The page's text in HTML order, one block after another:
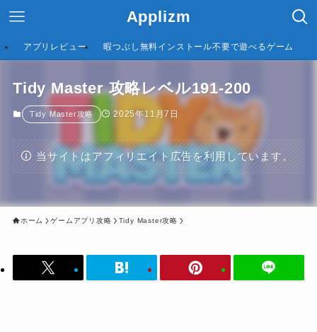
Applizm
アプリレビュー 暇つぶし無料インストール不要で遊べるゲーム
Tidy Master 攻略レベル191-200
Tidy Master攻略 2025年11月7日
当サイトはアフィリエイト広告を利用しています。
ホーム ゲームアプリ攻略 Tidy Master攻略